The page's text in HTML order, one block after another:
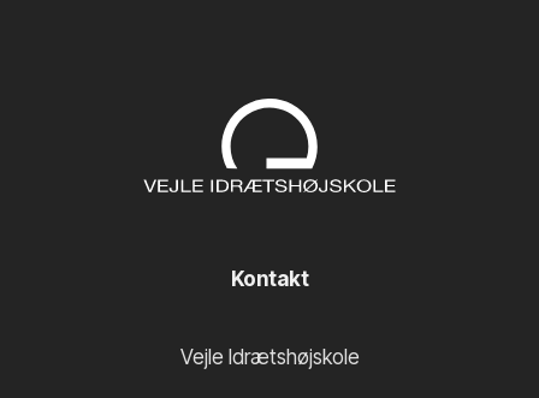
Kontakt
Vejle Idrætshøjskole